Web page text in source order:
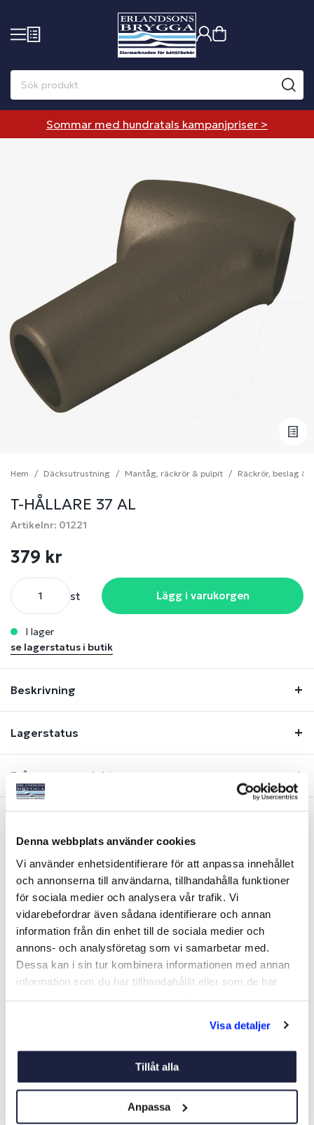
Denna webbplats använder cookies
Vi använder enhetsidentifierare för att anpassa innehållet
och annonserna till användarna, tillhandahålla funktioner
för sociala medier och analysera vår trafik. Vi
vidarebefordrar även sådana identifierare och annan
information från din enhet till de sociala medier och
annons- och analysföretag som vi samarbetar med.
Dessa kan i sin tur kombinera informationen med annan
information som du har tillhandahållit eller som de har
Visa detaljer
Tillåt alla
Anpassa
Sommar med hundratals kampanjpriser >
Hem Däcksutrustning Mantåg, räckrör & pulpit Räckrör, beslag &
T-HÅLLARE 37 AL
Artikelnr: 01221
379 kr
st Lägg i varukorgen
i lager
se lagerstatus i butik
Beskrivning
Lagerstatus
Fråga om produkt
Liknande produkter
Art nr: V08516
CLIPS 25MM FÖR
Art nr: 08556
50 kr